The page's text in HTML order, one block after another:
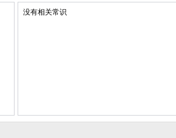
没有相关常识